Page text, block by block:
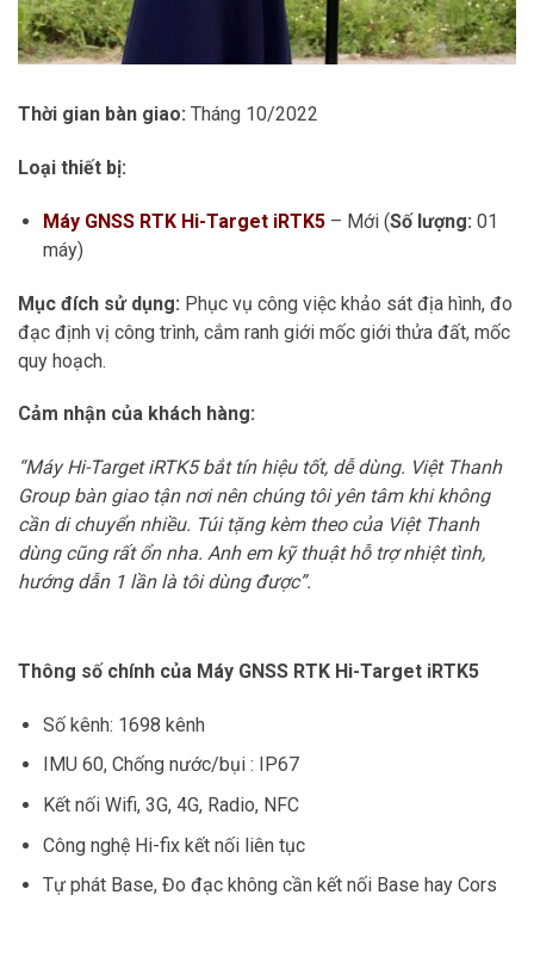
Thời gian bàn giao: Tháng 10/2022
Loại thiết bị:
Máy GNSS RTK Hi-Target iRTK5– Mới (Số lượng: 01
máy)
Mục đích sử dụng: Phục vụ công việc khảo sát địa hình, đo
đạc định vị công trình, cắm ranh giới mốc giới thửa đất, mốc
quy hoạch.
Cảm nhận của khách hàng:
“Máy Hi-Target iRTK5 bắt tín hiệu tốt, dễ dùng. Việt Thanh
Group bàn giao tận nơi nên chúng tôi yên tâm khi không
cần di chuyển nhiều. Túi tặng kèm theo của Việt Thanh
dùng cũng rất ổn nha. Anh em kỹ thuật hỗ trợ nhiệt tình,
hướng dẫn 1 lần là tôi dùng được”.
Thông số chính của Máy GNSS RTK Hi-Target iRTK5
Số kênh: 1698 kênh
IMU 60, Chống nước/bụi : IP67
Kết nối Wifi, 3G, 4G, Radio, NFC
Công nghệ Hi-fix kết nối liên tục
Tự phát Base, Đo đạc không cần kết nối Base hay Cors